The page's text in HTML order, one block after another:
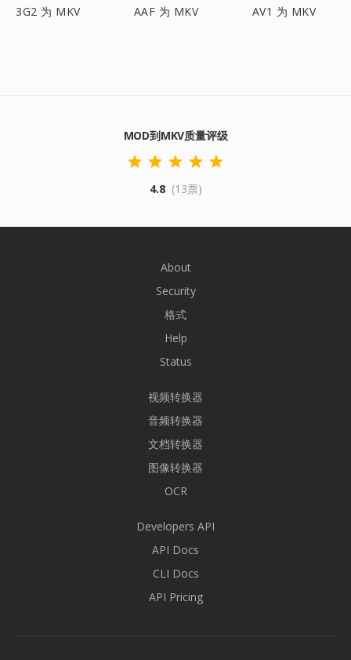
3G2 为 MKV AAF 为 MKV AV1 为 MKV
MOD到MKV质量评级
4.8 (13票)
About
Security
格式
Help
Status
视频转换器
音频转换器
文档转换器
图像转换器
OCR
Developers API
API Docs
CLI Docs
API Pricing